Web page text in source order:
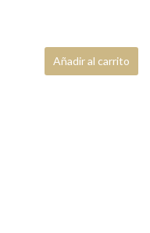
Añadir al carrito